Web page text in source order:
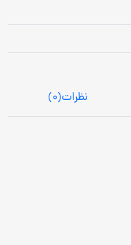
نظرات(0)